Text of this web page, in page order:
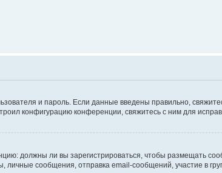
и пароль. Если данные введены правильно,
конфигурацию конференции, свяжитесь с ним для
должны ли вы зарегистрироваться, чтобы размещать
сообщения, отправка email-сообщений, участие в